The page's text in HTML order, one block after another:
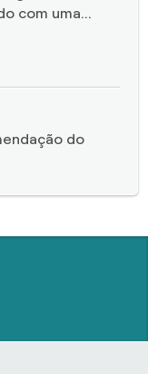
com uma...
do